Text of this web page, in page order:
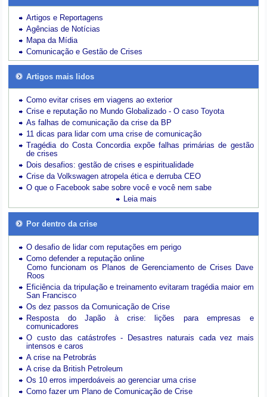
Artigos e Reportagens
Agências de Notícias
Mapa da Mídia
Comunicação e Gestão de Crises
Artigos mais lidos
Como evitar crises em viagens ao exterior
Crise e reputação no Mundo Globalizado - O caso Toyota
As falhas de comunicação da crise da BP
11 dicas para lidar com uma crise de comunicação
Tragédia do Costa Concordia expõe falhas primárias de gestão
de crises
Dois desafios: gestão de crises e espiritualidade
Crise da Volkswagen atropela ética e derruba CEO
O que o Facebook sabe sobre você e você nem sabe
Leia mais
Por dentro da crise
O desafio de lidar com reputações em perigo
Como defender a reputação online
Como funcionam os Planos de Gerenciamento de Crises Dave
Roos
Eficiência da tripulação e treinamento evitaram tragédia maior em
San Francisco
Os dez passos da Comunicação de Crise
Resposta do Japão à crise: lições para empresas e
comunicadores
O custo das catástrofes -
Desastres naturais cada vez mais
intensos e caros
A crise na Petrobrás
A crise da British Petroleum
Os 10 erros imperdoáveis ao gerenciar uma crise
Como fazer um Plano de Comunicação de Crise